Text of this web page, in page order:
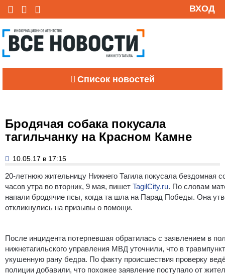
ВХОД
Список новостей
Бродячая собака покусала
тагильчанку на Красном Камне
10.05.17 в 17:15
20-летнюю жительницу Нижнего Тагила покусала бездомная
часов утра во вторник, 9 мая, пишет TagilCity.ru. По словам
напали бродячие псы, когда та шла на Парад Победы. Она
откликнулись на призывы о помощи.
После инцидента потерпевшая обратилась с заявлением в
нижнетагильского управления МВД уточнили, что в
укушенную рану бедра. По факту происшествия проверку
полиции добавили, что похожее заявление поступало от